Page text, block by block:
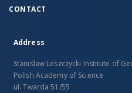
CONTACT
Address
Stanislaw Leszczycki Institute of
Polish Academy of Science
ul. Twarda 51/55